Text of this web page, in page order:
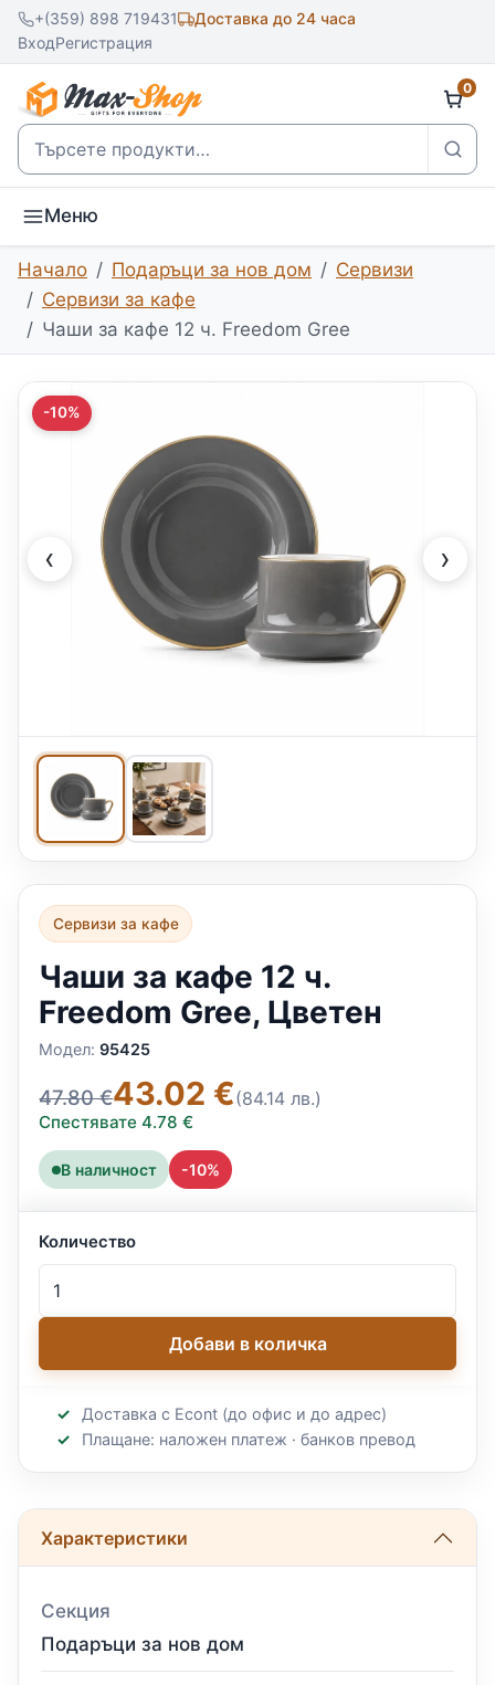
+(359) 898 719431
Доставка до 24 часа
ВходРегистрация
Търсене
0
Меню
Начало Подаръци за нов дом
Сервизи
Сервизи за кафе
Чаши за кафе 12 ч. Freedom Gree
-10%
‹ ›
Сервизи за кафе
Чаши за кафе 12 ч.
Freedom Gree, Цветен
Модел:95425
47.80 €43.02 €(84.14 лв.)
Спестявате 4.78 €
В наличност -10%
Количество
Добави в количка
Доставка с Econt (до офис и до адрес)
Плащане: наложен платеж · банков превод
Характеристики
Секция
Подаръци за нов дом